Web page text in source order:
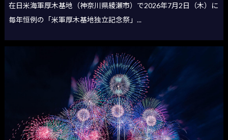
在日米海軍厚木基地（神奈川県綾瀬市）で2026年7月2日（木）に
毎年恒例の「米軍厚木基地独立記念祭」...